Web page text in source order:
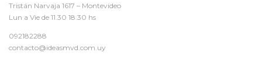
Tristán Narvaja 1617 – Montevideo
Lun a Vie de 11.30 18.30 hs
092182288
contacto@ideasmvd.com.uy